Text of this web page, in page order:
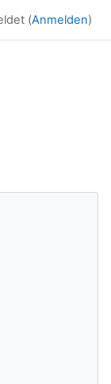
(Anmelden)